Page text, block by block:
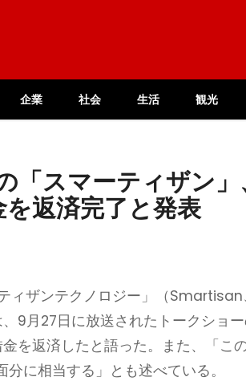
企業 社会 生活 観光
「スマーティザン」
返済完了と発表
ィザンテクノロジー」（
9月27日に放送されたトークショー
を返済したと語った。また、「こ
に相当する」とも述べている。